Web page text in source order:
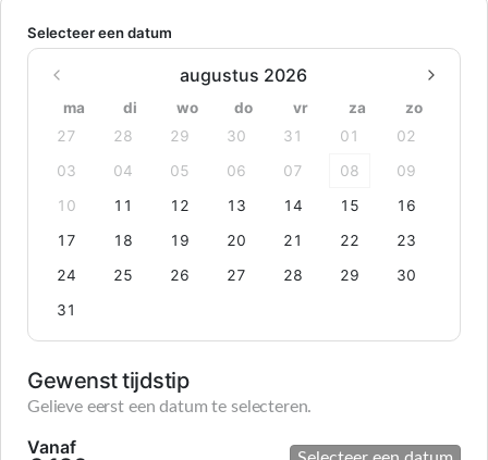
Selecteer een datum
augustus 2026
ma di wo do vr za
zo
27
28 29 30 31 01
02
03
04 05 06 07 08
09
10
11 12 13 14 15
16
17
18 19 20 21 22
23
24
25 26 27 28 29
30
31
Gewenst tijdstip
Gelieve eerst een datum te selecteren.
Vanaf